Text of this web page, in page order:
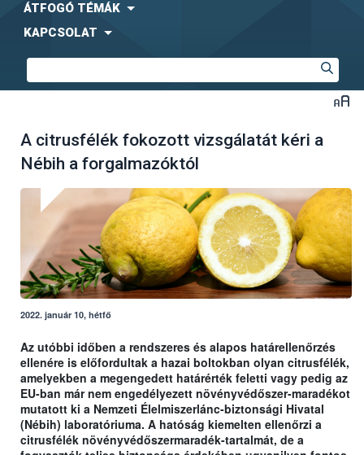
ÁTFOGÓ TÉMÁK
KAPCSOLAT
A citrusfélék fokozott vizsgálatát kéri a
Nébih a forgalmazóktól
2022. január 10, hétfő
Az utóbbi időben a rendszeres és alapos határellenőrzés
ellenére is előfordultak a hazai boltokban olyan citrusfélék,
amelyekben a megengedett határérték feletti vagy pedig az
EU-ban már nem engedélyezett növényvédőszer-maradékot
mutatott ki a Nemzeti Élelmiszerlánc-biztonsági Hivatal
(Nébih) laboratóriuma. A hatóság kiemelten ellenőrzi a
citrusfélék növényvédőszermaradék-tartalmát, de a